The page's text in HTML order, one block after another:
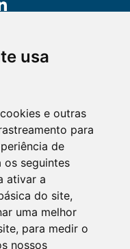
usa
e outras
para
de
os seguintes
ativar a
do site,
uma melhor
, para medir o
nossos
08:30 às 12:15 e
Porto Alegre -